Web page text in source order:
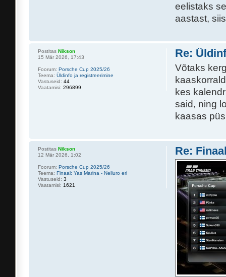
eelistaks
aastast,
Re:
Võtaks
kes
said, ning
kaasas
Postitas Nikson
15 Mär 2026, 17:43
Foorum: Porsche Cup 2025/26
Teema: Üldinfo ja registreerimine
Vastuseid: 44
Vaatamisi: 296899
Re:
Postitas Nikson
12 Mär 2026, 1:02
Foorum: Porsche Cup 2025/26
Teema: Finaal: Yas Marina - Nelluro eri
Vastuseid: 3
Vaatamisi: 1621